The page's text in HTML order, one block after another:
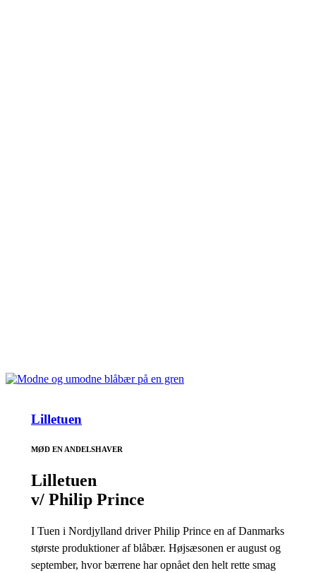
Lilletuen
MØD EN ANDELSHAVER
Lilletuen
v/ Philip Prince
I Tuen i Nordjylland driver Philip Prince en af Danmarks
største produktioner af blåbær. Højsæsonen er august og
september, hvor bærrene har opnået den helt rette smag